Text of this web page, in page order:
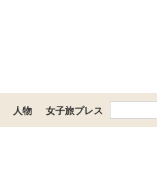
人物 女子旅プレス